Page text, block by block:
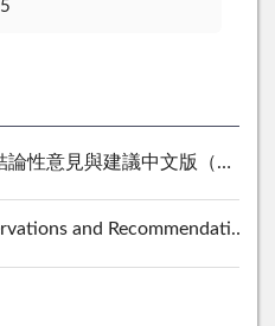
與建議中文版（初稿）519版.pdf
ICCPR Independent Review for Taiwan (2026) .pdf